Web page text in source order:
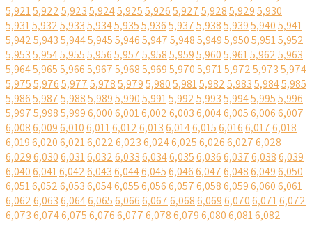
5,9215,9225,9235,9245,9255,9265,9275,9285,9295,930
5,9315,9325,9335,9345,9355,9365,9375,9385,9395,9405,941
5,9425,9435,9445,9455,9465,9475,9485,9495,9505,9515,952
5,9535,9545,9555,9565,9575,9585,9595,9605,9615,9625,963
5,9645,9655,9665,9675,9685,9695,9705,9715,9725,9735,974
5,9755,9765,9775,9785,9795,9805,9815,9825,9835,9845,985
5,9865,9875,9885,9895,9905,9915,9925,9935,9945,9955,996
5,9975,9985,9996,0006,0016,0026,0036,0046,0056,0066,007
6,0086,0096,0106,0116,0126,0136,0146,0156,0166,0176,018
6,0196,0206,0216,0226,0236,0246,0256,0266,0276,028
6,0296,0306,0316,0326,0336,0346,0356,0366,0376,0386,039
6,0406,0416,0426,0436,0446,0456,0466,0476,0486,0496,050
6,0516,0526,0536,0546,0556,0566,0576,0586,0596,0606,061
6,0626,0636,0646,0656,0666,0676,0686,0696,0706,0716,072
6,0736,0746,0756,0766,0776,0786,0796,0806,0816,082